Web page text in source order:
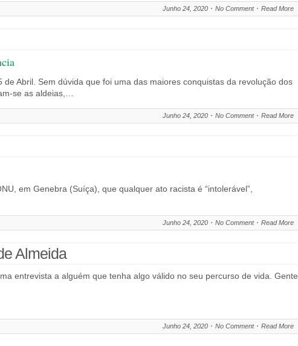
Junho 24, 2020 No Comment Read More
Abril. Sem dúvida que foi uma das maiores conquistas da revolução dos
se as aldeias,…
Junho 24, 2020 No Comment Read More
em Genebra (Suíça), que qualquer ato racista é “intolerável”,
Junho 24, 2020 No Comment Read More
Almeida
entrevista a alguém que tenha algo válido no seu percurso de vida. Gente
Junho 24, 2020 No Comment Read More